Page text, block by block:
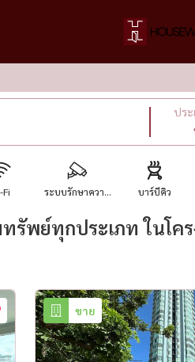
ปร
Fi ระบบรักษาควา... บาร์บีคิว
พย์ทุกประเภท ในโคร
ขาย